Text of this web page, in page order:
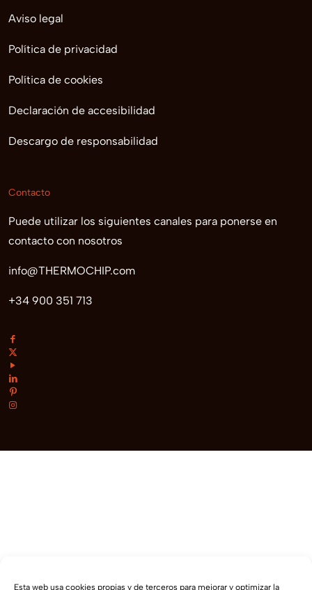
Esta web usa cookies propias y de terceros para mejorar y optimizar la
Aviso legal
Política de privacidad
Política de cookies
Declaración de accesibilidad
Descargo de responsabilidad
Contacto
Puede utilizar los siguientes canales para ponerse en
contacto con nosotros
info@THERMOCHIP.com
+34 900 351 713